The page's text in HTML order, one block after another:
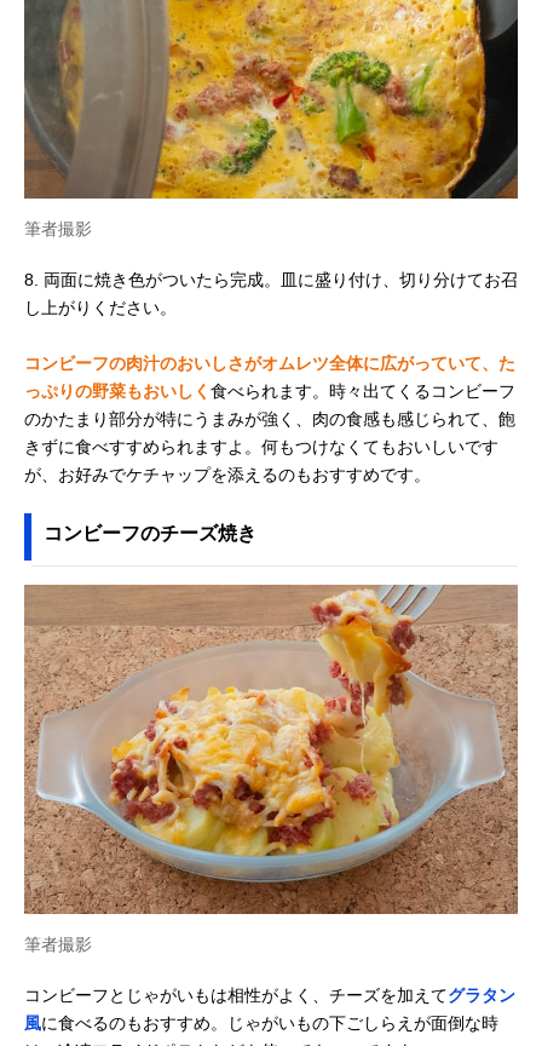
筆者撮影
8. 両面に焼き色がついたら完成。皿に盛り付け、切り分けてお召
し上がりください。
コンビーフの肉汁のおいしさがオムレツ全体に広がっていて、た
っぷりの野菜もおいしく 食べられます。時々出てくるコンビーフ
のかたまり部分が特にうまみが強く、肉の食感も感じられて、飽
きずに食べすすめられますよ。何もつけなくてもおいしいです
が、お好みでケチャップを添えるのもおすすめです。
コンビーフのチーズ焼き
筆者撮影
コンビーフとじゃがいもは相性がよく、チーズを加えてグラタン
風に食べるのもおすすめ。じゃがいもの下ごしらえが面倒な時